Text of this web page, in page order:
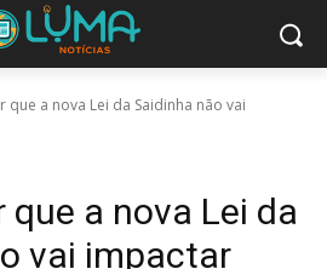
que a nova Lei da Saidinha não vai
que a nova Lei da
vai impactar